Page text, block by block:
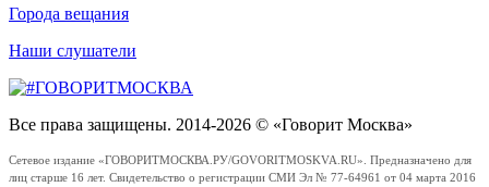
Города вещания
Наши слушатели
Все права защищены. 2014-2026 © «Говорит Москва»
Сетевое издание «ГОВОРИТМОСКВА.РУ/GOVORITMOSKVA.RU». Предназначено для
лиц старше 16 лет. Свидетельство о регистрации СМИ Эл № 77-64961 от 04 марта 2016